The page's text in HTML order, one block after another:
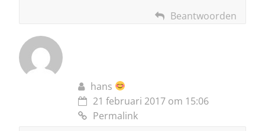
Beantwoorden
hans
21 februari 2017 om 15:06
Permalink